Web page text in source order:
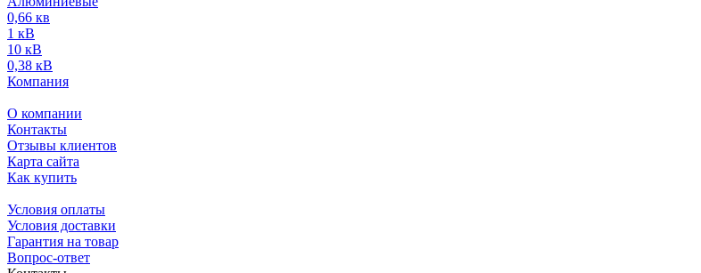
0,66 кв
1 кВ
10 кВ
0,38 кВ
Компания
О компании
Контакты
Отзывы клиентов
Карта сайта
Как купить
Условия оплаты
Условия доставки
Гарантия на товар
Вопрос-ответ